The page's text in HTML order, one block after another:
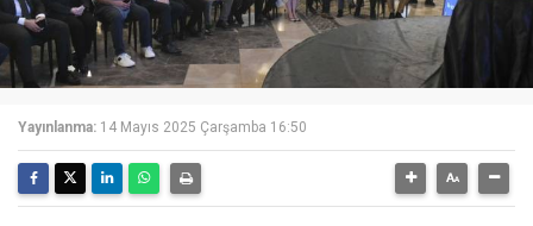
Yayınlanma: 14 Mayıs 2025 Çarşamba 16:50